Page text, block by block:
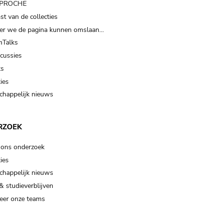
van de collecties
we de pagina kunnen omslaan…
nieuws
onderzoek
nieuws
studieverblijven
onze teams